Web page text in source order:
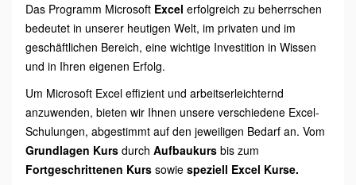
Das Programm Microsoft Excel erfolgreich zu beherrschen
bedeutet in unserer heutigen Welt, im privaten und im
geschäftlichen Bereich, eine wichtige Investition in Wissen
und in Ihren eigenen Erfolg.
Um Microsoft Excel effizient und arbeitserleichternd
anzuwenden, bieten wir Ihnen unsere verschiedene Excel-
Schulungen, abgestimmt auf den jeweiligen Bedarf an. Vom
Grundlagen Kurs durch Aufbaukurs bis zum
Fortgeschrittenen Kurs sowie speziell Excel Kurse.